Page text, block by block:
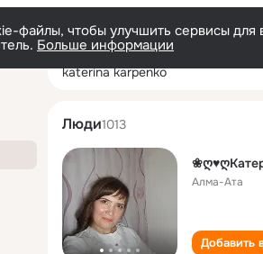
файлы, чтобы улучшить сервисы для
Больше информации
katerina karpenko
Люди1013
Алма-Ата
Добавить